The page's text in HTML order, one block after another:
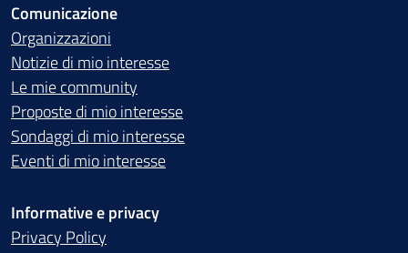
Comunicazione
Organizzazioni
Notizie di mio interesse
Le mie community
Proposte di mio interesse
Sondaggi di mio interesse
Eventi di mio interesse
Informative e privacy
Privacy Policy